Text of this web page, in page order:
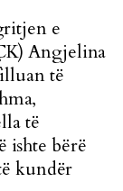
e
Angjelina
të
të
ishte bërë
kundër